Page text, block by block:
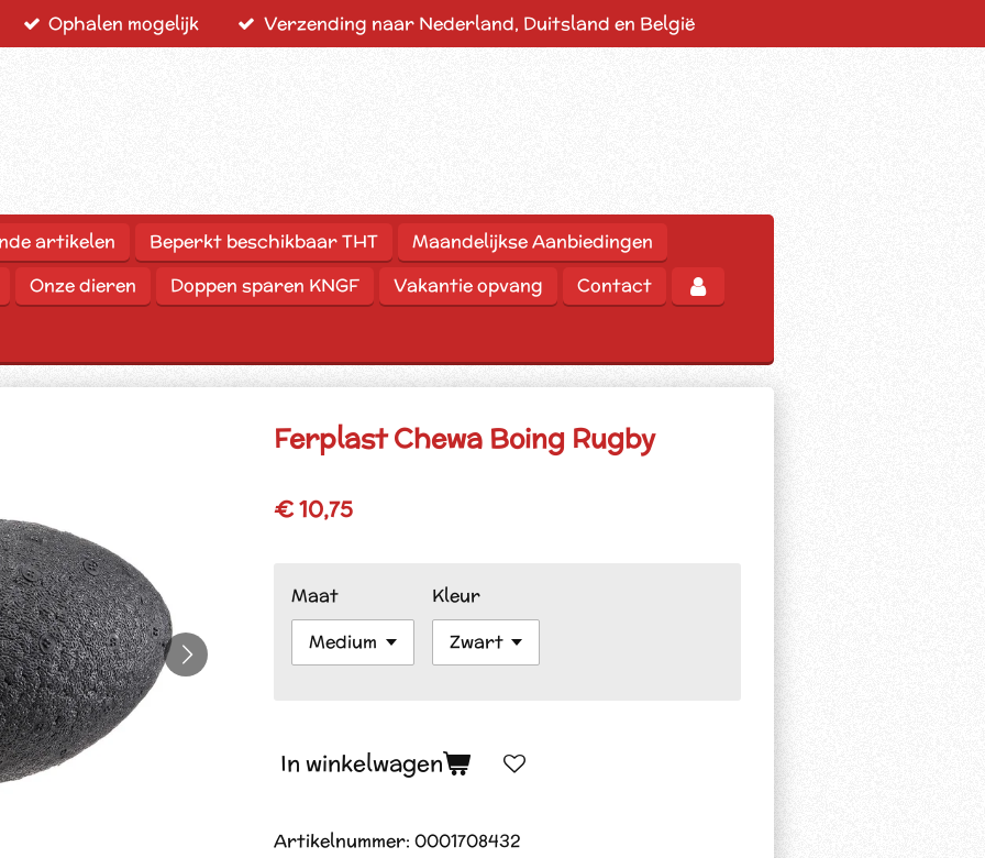
Ophalen mogelijk Verzending naar Nederland, Duitsland en België
artikelen Beperkt beschikbaar THT
Maandelijkse Aanbiedingen
Onze dieren
Doppen sparen KNGF Vakantie opvang Contact
Ferplast Chewa Boing Rugby
€ 10,75
Maat Kleur
In winkelwagen
Artikelnummer: 0001708432